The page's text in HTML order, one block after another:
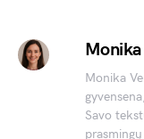
Monika
Savo